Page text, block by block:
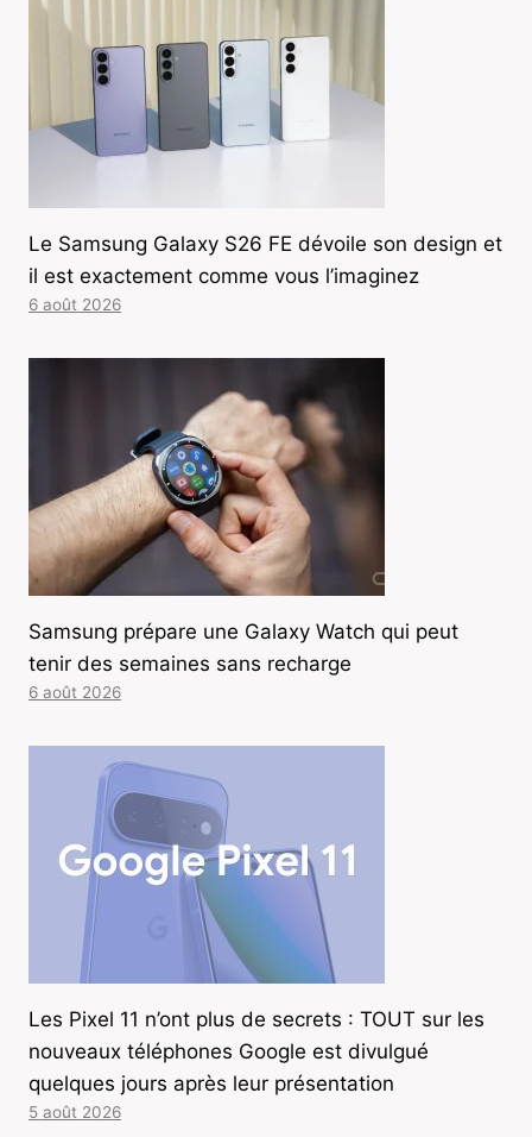
Le Samsung Galaxy S26 FE dévoile son design et
il est exactement comme vous l’imaginez
6 août 2026
Samsung prépare une Galaxy Watch qui peut
tenir des semaines sans recharge
6 août 2026
Les Pixel 11 n’ont plus de secrets : TOUT sur les
nouveaux téléphones Google est divulgué
quelques jours après leur présentation
5 août 2026